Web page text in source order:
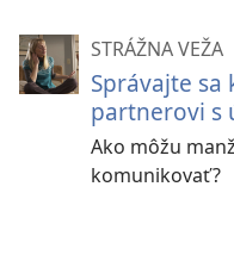
STRÁŽNA VEŽA
Správajte sa
partnerovi s
Ako môžu
komunikovať?